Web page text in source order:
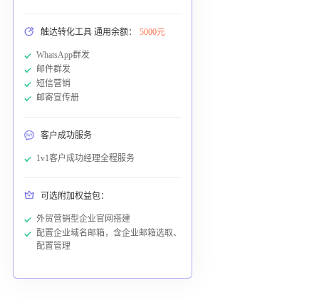
触达转化工具 通用余额： 5000元
WhatsApp群发
邮件群发
短信营销
邮寄宣传册
客户成功服务
1v1客户成功经理全程服务
可选附加权益包：
外贸营销型企业官网搭建
配置企业域名邮箱，含企业邮箱选取、
配置管理